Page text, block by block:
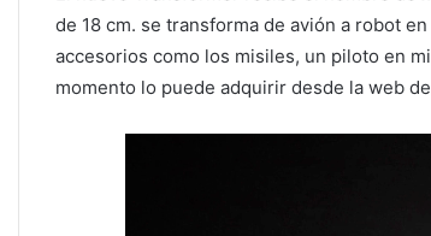
de 18 cm. se transforma de avión a robot
accesorios como los misiles, un piloto en
momento lo puede adquirir desde la web de